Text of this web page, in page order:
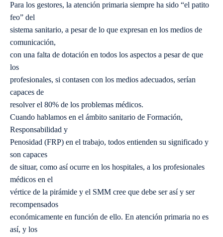
Para los gestores, la atención primaria siempre ha sido “el patito
feo” del
sistema sanitario, a pesar de lo que expresan en los medios de
comunicación,
con una falta de dotación en todos los aspectos a pesar de que
los
profesionales, si contasen con los medios adecuados, serían
capaces de
resolver el 80% de los problemas médicos.
Cuando hablamos en el ámbito sanitario de Formación,
Responsabilidad y
Penosidad (FRP) en el trabajo, todos entienden su significado y
son capaces
de situar, como así ocurre en los hospitales, a los profesionales
médicos en el
vértice de la pirámide y el SMM cree que debe ser así y ser
recompensados
económicamente en función de ello. En atención primaria no es
así, y los